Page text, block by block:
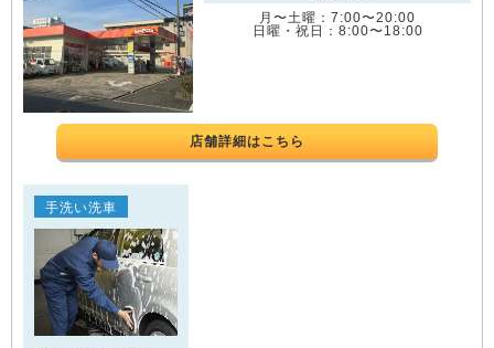
月〜土曜：7:00〜20:00
日曜・祝日：8:00〜18:00
店舗詳細はこちら
手洗い洗車